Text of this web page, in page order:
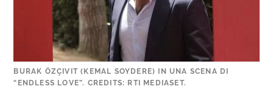
BURAK ÖZÇIVIT (KEMAL SOYDERE) IN UNA SCENA DI
“ENDLESS LOVE”. CREDITS: RTI MEDIASET.